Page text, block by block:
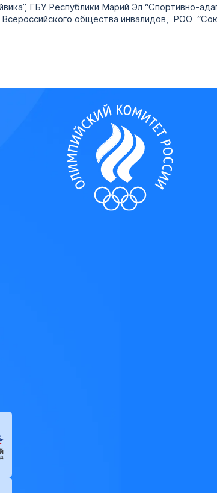
ГБУ Республики Марий Эл “Спортивно-
общества инвалидов, РОО